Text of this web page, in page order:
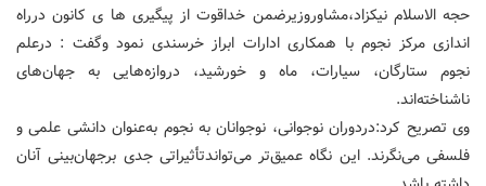
حجه الاسلام نیکزاد،مشاوروزیرضمن خداقوت از پیگیری ها ی کانون درراه
اندازی مرکز نجوم با همکاری ادارات ابراز خرسندی نمود وگفت : درعلم
نجوم ستارگان، سیارات، ماه و خورشید، دروازه‌هایی به جهان‌های
ناشناخته‌اند.
وی تصریح کرد:دردوران نوجوانی، نوجوانان به نجوم به‌عنوان دانشی علمی و
فلسفی می‌نگرند. این نگاه عمیق‌تر می‌تواندتأثیراتی جدی برجهان‌بینی آنان